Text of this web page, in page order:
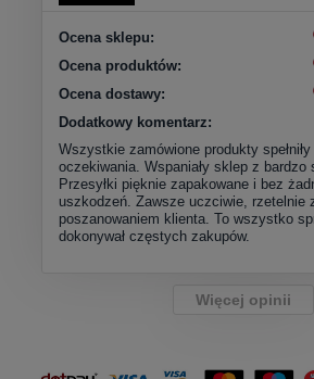
Ocena sklepu:
Ocena produktów:
Ocena dostawy:
Dodatkowy komentarz:
Wszystkie zamówione produkty
oczekiwania. Wspaniały sklep z bardzo
Przesyłki pięknie zapakowane i bez
uszkodzeń. Zawsze uczciwie, rzetelnie
poszanowaniem klienta. To wszystko
dokonywał częstych zakupów.
Więcej opinii